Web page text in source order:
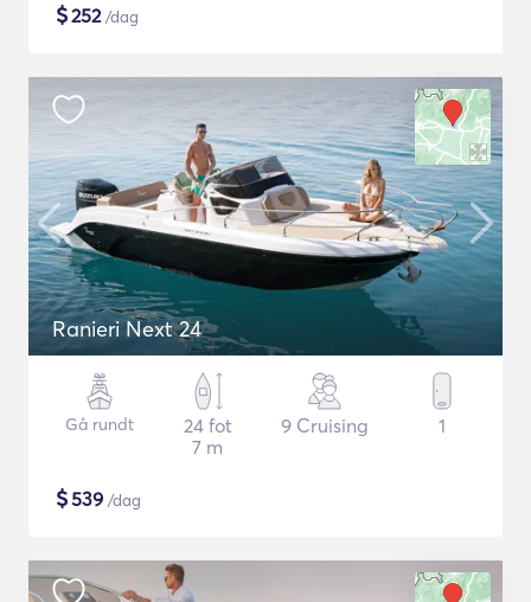
$252/dag
Ranieri Next 24
Gå rundt
24 fot
7 m
9 Cruising 1
$539 /dag